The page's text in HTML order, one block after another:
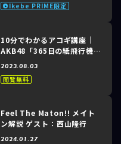
Ikebe PRIME限定
10分でわかるアコギ講座｜
AKB48「365日の紙飛行機」
2023.08.03
閲覧無料
Feel The Maton!! メイト
ン解説 ゲスト：西山隆行
2024.01.27